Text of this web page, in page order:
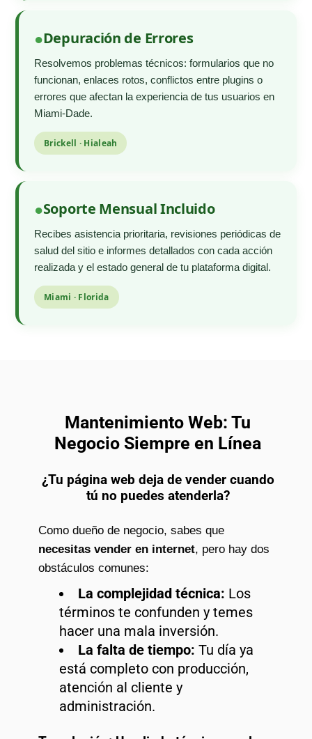
Depuración de Errores
Resolvemos problemas técnicos: formularios que no
funcionan, enlaces rotos, conflictos entre plugins o
errores que afectan la experiencia de tus usuarios en
Miami-Dade.
Brickell · Hialeah
Soporte Mensual Incluido
Recibes asistencia prioritaria, revisiones periódicas de
salud del sitio e informes detallados con cada acción
realizada y el estado general de tu plataforma digital.
Miami · Florida
Mantenimiento Web: Tu
Negocio Siempre en Línea
¿Tu página web deja de vender cuando
tú no puedes atenderla?
Como dueño de negocio, sabes que
necesitas vender en internet, pero hay dos
obstáculos comunes:
La complejidad técnica: Los
términos te confunden y temes
hacer una mala inversión.
La falta de tiempo: Tu día ya
está completo con producción,
atención al cliente y
administración.